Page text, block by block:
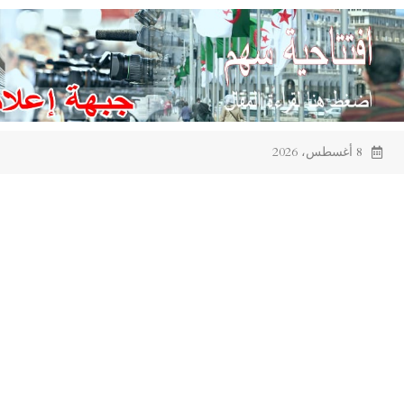
Skip
to
content
8 أغسطس، 2026